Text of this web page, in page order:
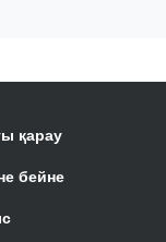
қарау
бейне